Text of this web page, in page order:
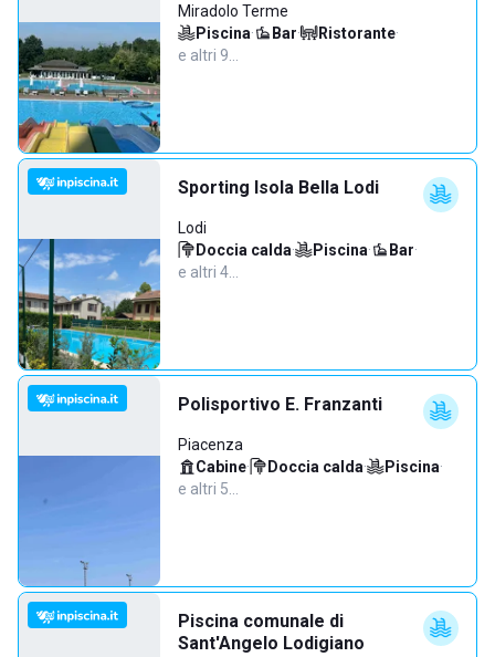
Miradolo Terme
Piscina· Bar· Ristorante·
e altri 9…
Sporting Isola Bella Lodi
Lodi
Doccia calda· Piscina· Bar·
e altri 4…
Polisportivo E. Franzanti
Piacenza
Cabine· Doccia calda· Piscina·
e altri 5…
Piscina comunale di
Sant'Angelo Lodigiano